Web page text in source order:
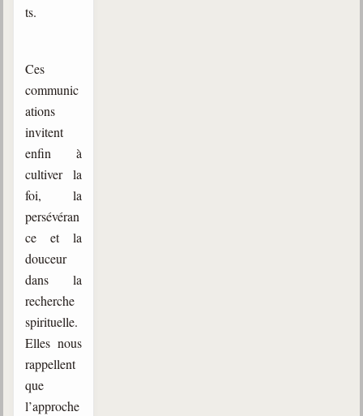
ts.
Ces
communic
ations
invitent
enfin à
cultiver la
foi, la
persévéran
ce et la
douceur
dans la
recherche
spirituelle.
Elles nous
rappellent
que
l’approche